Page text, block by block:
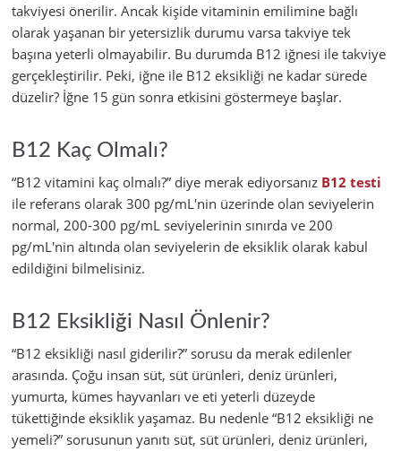
takviyesi önerilir. Ancak kişide vitaminin emilimine bağlı
olarak yaşanan bir yetersizlik durumu varsa takviye tek
başına yeterli olmayabilir. Bu durumda B12 iğnesi ile takviye
gerçekleştirilir. Peki, iğne ile B12 eksikliği ne kadar sürede
düzelir? İğne 15 gün sonra etkisini göstermeye başlar.
B12 Kaç Olmalı?
“B12 vitamini kaç olmalı?” diye merak ediyorsanız B12 testi
ile referans olarak 300 pg/mL'nin üzerinde olan seviyelerin
normal, 200-300 pg/mL seviyelerinin sınırda ve 200
pg/mL'nin altında olan seviyelerin de eksiklik olarak kabul
edildiğini bilmelisiniz.
B12 Eksikliği Nasıl Önlenir?
“B12 eksikliği nasıl giderilir?” sorusu da merak edilenler
arasında. Çoğu insan süt, süt ürünleri, deniz ürünleri,
yumurta, kümes hayvanları ve eti yeterli düzeyde
tükettiğinde eksiklik yaşamaz. Bu nedenle “B12 eksikliği ne
yemeli?” sorusunun yanıtı süt, süt ürünleri, deniz ürünleri,